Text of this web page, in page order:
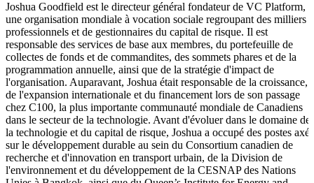
Joshua Goodfield est le directeur général fondateur de VC Platform,
une organisation mondiale à vocation sociale regroupant des milliers
professionnels et de gestionnaires du capital de risque. Il est
responsable des services de base aux membres, du portefeuille de
collectes de fonds et de commandites, des sommets phares et de la
programmation annuelle, ainsi que de la stratégie d'impact de
l'organisation. Auparavant, Joshua était responsable de la croissance,
de l'expansion internationale et du financement lors de son passage
chez C100, la plus importante communauté mondiale de Canadiens
dans le secteur de la technologie. Avant d'évoluer dans le domaine de
la technologie et du capital de risque, Joshua a occupé des postes axés
sur le développement durable au sein du Consortium canadien de
recherche et d'innovation en transport urbain, de la Division de
l'environnement et du développement de la CESNAP des Nations